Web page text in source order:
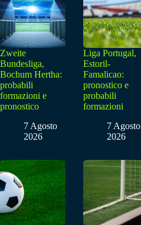
Zweite
Bundesliga,
Bochum Hertha:
probabili
formazioni e
pronostico
7 Agosto
2026
Liga Portugal,
Estoril-
Famalicao:
pronostico e
probabili
formazioni
7 Agosto
2026